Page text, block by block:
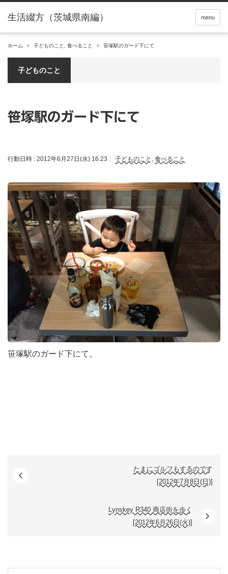
menu
ホーム 子どものこと 食べること 笹塚駅のガード下にて
子どものこと
笹塚駅のガード下にて
行動日時 : 2012年6月27日(水) 16:23 子どものこと , 食べること
笹塚駅のガード下にて。
たまにゴルフもするのです
[2012年7月8日(日)]
Lynskey R340 商店街を歩く
[2012年6月26日(火)]